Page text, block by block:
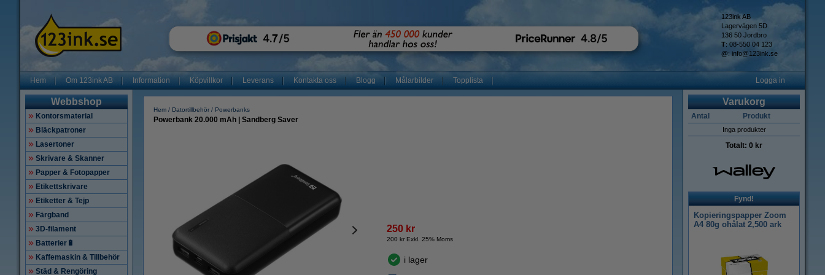
123ink AB
Lagervägen 5D
136 50 Jordbro
T: 08-550 04 123
@: info@123ink.se
Hem Om 123ink AB Information Köpvillkor Leverans Kontakta oss Blogg Målarbilder Topplista Logga in
Webbshop
Kontorsmaterial
Bläckpatroner
Lasertoner
Skrivare & Skanner
Papper & Fotopapper
Etikettskrivare
Etiketter & Tejp
Färgband
3D-filament
Batterier🔋
Kaffemaskin & Tillbehör
Städ & Rengöring
Hem Datortillbehör Powerbanks
Powerbank 20.000 mAh | Sandberg Saver
250 kr
200 kr Exkl. 25% Moms
i lager
Varukorg
Antal Produkt
Inga produkter
Totalt: 0 kr
Fynd!
Kopieringspapper Zoom
A4 80g ohålat 2,500 ark